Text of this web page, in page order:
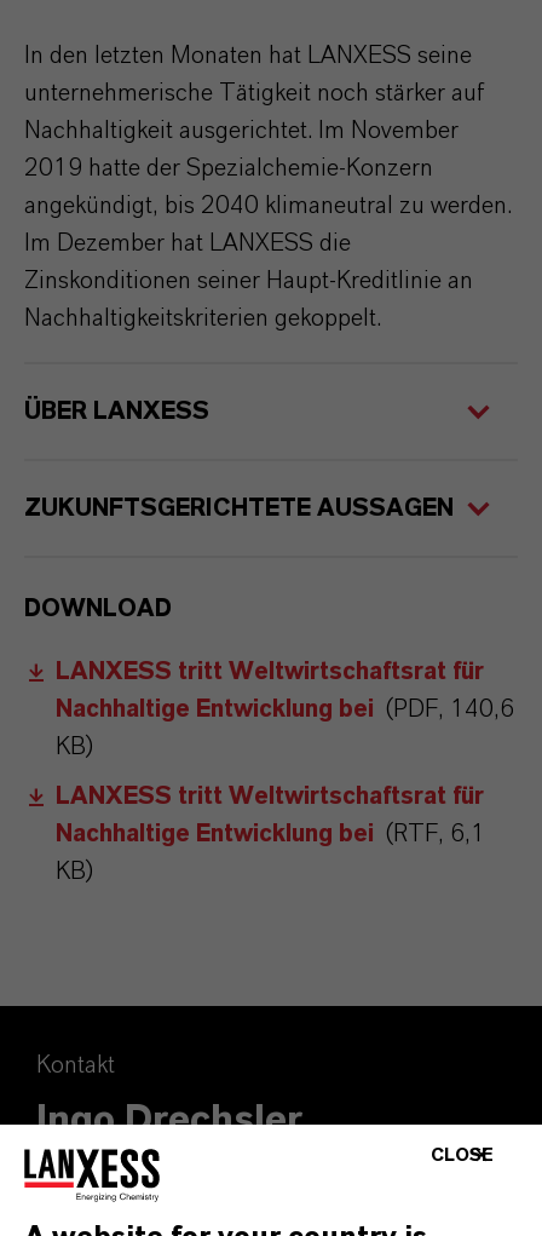
In den letzten Monaten hat LANXESS seine
unternehmerische Tätigkeit noch stärker auf
Nachhaltigkeit ausgerichtet. Im November
2019 hatte der Spezialchemie-Konzern
angekündigt, bis 2040 klimaneutral zu werden.
Im Dezember hat LANXESS die
Zinskonditionen seiner Haupt-Kreditlinie an
Nachhaltigkeitskriterien gekoppelt.
ÜBER LANXESS
ZUKUNFTSGERICHTETE AUSSAGEN
DOWNLOAD
LANXESS tritt Weltwirtschaftsrat für
Nachhaltige Entwicklung bei (PDF, 140,6
KB)
LANXESS tritt Weltwirtschaftsrat für
Nachhaltige Entwicklung bei (RTF, 6,1
KB)
Kontakt
Ingo Drechsler
Leiter External Relations
CLOSE